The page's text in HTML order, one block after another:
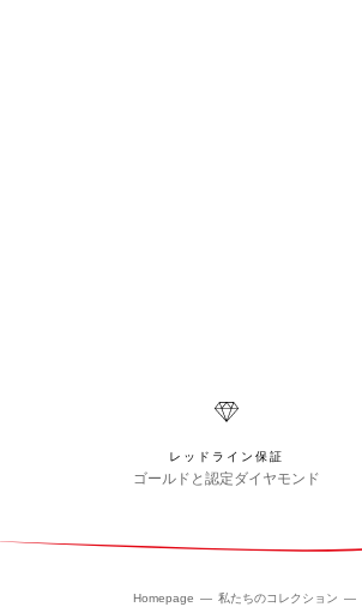
レッドライン保証
ゴールドと認定ダイヤモンド
Homepage 私たちのコレクション